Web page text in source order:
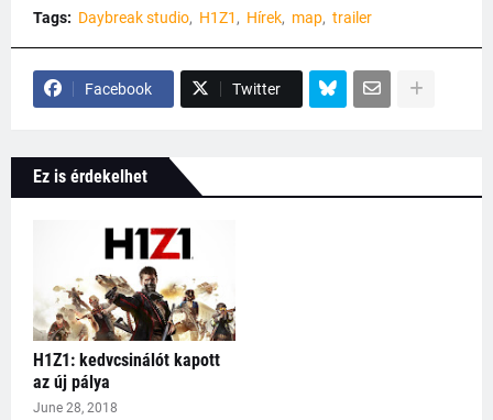
Tags: Daybreak studio H1Z1 Hírek map trailer
Facebook Twitter
Ez is érdekelhet
H1Z1: kedvcsinálót kapott
az új pálya
June 28, 2018